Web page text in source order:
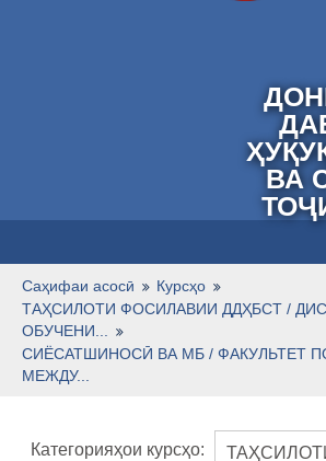
ВА
Тоҷикӣ ‎(tj)‎
Саҳифаи асосӣ
Курсҳо
ТАҲСИЛОТИ ФОСИЛАВИИ ДДҲБСТ /
ОБУЧЕНИ...
СИЁСАТШИНОСӢ ВА МБ / ФАКУЛЬТЕТ
МЕЖДУ...
Категорияҳои курсҳо: